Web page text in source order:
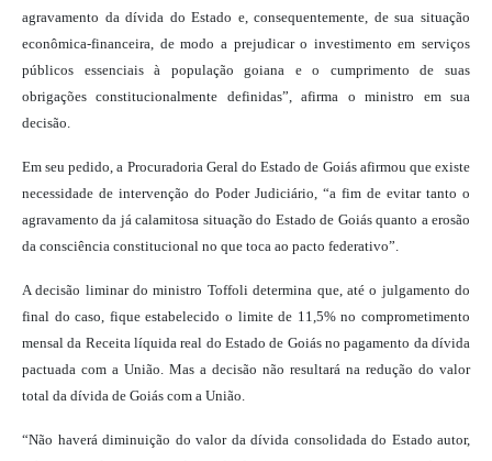
agravamento da dívida do Estado e, consequentemente, de sua situação
econômica-financeira, de modo a prejudicar o investimento em serviços
públicos essenciais à população goiana e o cumprimento de suas
obrigações constitucionalmente definidas”, afirma o ministro em sua
decisão.
Em seu pedido, a Procuradoria Geral do Estado de Goiás afirmou que existe
necessidade de intervenção do Poder Judiciário, “a fim de evitar tanto o
agravamento da já calamitosa situação do Estado de Goiás quanto a erosão
da consciência constitucional no que toca ao pacto federativo”.
A decisão liminar do ministro Toffoli determina que, até o julgamento do
final do caso, fique estabelecido o limite de 11,5% no comprometimento
mensal da Receita líquida real do Estado de Goiás no pagamento da dívida
pactuada com a União. Mas a decisão não resultará na redução do valor
total da dívida de Goiás com a União.
“Não haverá diminuição do valor da dívida consolidada do Estado autor,